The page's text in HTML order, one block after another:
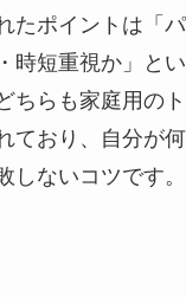
たポイントは「
時短重視か」と
ちらも家庭用の
ており、自分が
しないコツです。